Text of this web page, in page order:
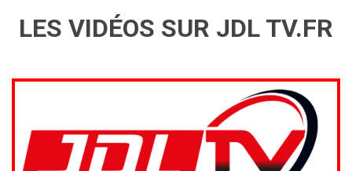
LES VIDÉOS SUR JDL TV.FR